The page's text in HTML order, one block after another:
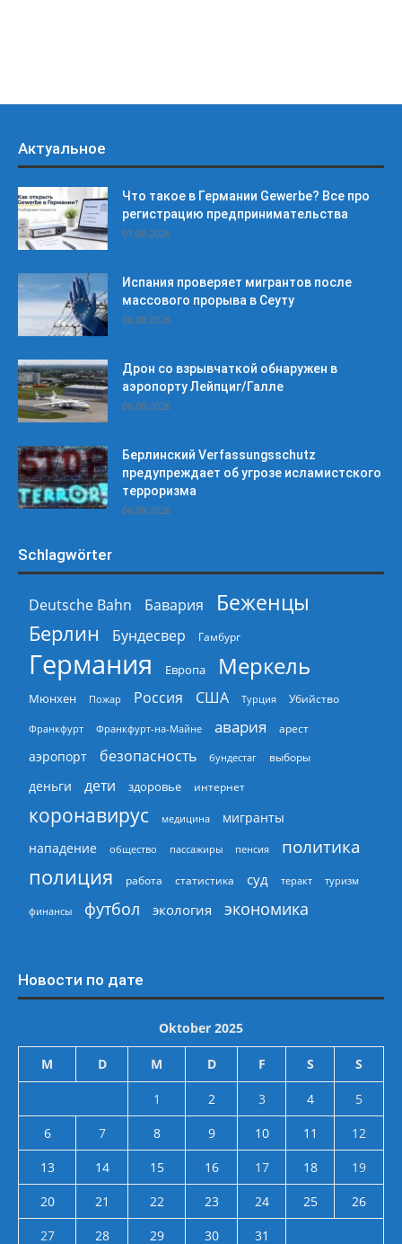
Актуальное
Что такое в Германии Gewerbe? Все про
регистрацию предпринимательства
07.08.2026
Испания проверяет мигрантов после
массового прорыва в Сеуту
06.08.2026
Дрон со взрывчаткой обнаружен в
аэропорту Лейпциг/Галле
06.08.2026
Берлинский Verfassungsschutz
предупреждает об угрозе исламистского
терроризма
06.08.2026
Schlagwörter
Deutsche Bahn Бавария
Беженцы
Берлин
Бундесвер Гамбург
Германия Европа Меркель
Мюнхен Пожар Россия США Турция Убийство
Франкфурт Франкфурт-на-Майне авария арест
аэропорт безопасность бундестаг выборы
деньги дети здоровье интернет
коронавирус медицина
мигранты
нападение
общество пассажиры пенсия политика
полиция работа статистика суд теракт туризм
финансы футбол экология экономика
Новости по дате
Oktober 2025
M D M D F S S
1 2 3 4
5
6
7 8 9 10 11
12
13
14 15 16 17 18
19
20
21 22 23 24 25
26
27
28 29 30 31